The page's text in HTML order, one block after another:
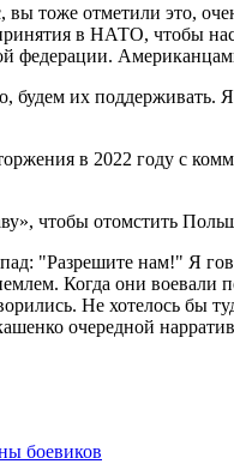
тоже отметили это,
в НАТО, чтобы
федерации.
их поддерживать.
в 2022 году с
чтобы отомстить
"Разрешите нам!"
Когда они воевали
Не хотелось бы
очередной
боевиков